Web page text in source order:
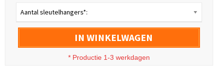
Aantal sleutelhangers*:
IN WINKELWAGEN
* Productie 1-3 werkdagen